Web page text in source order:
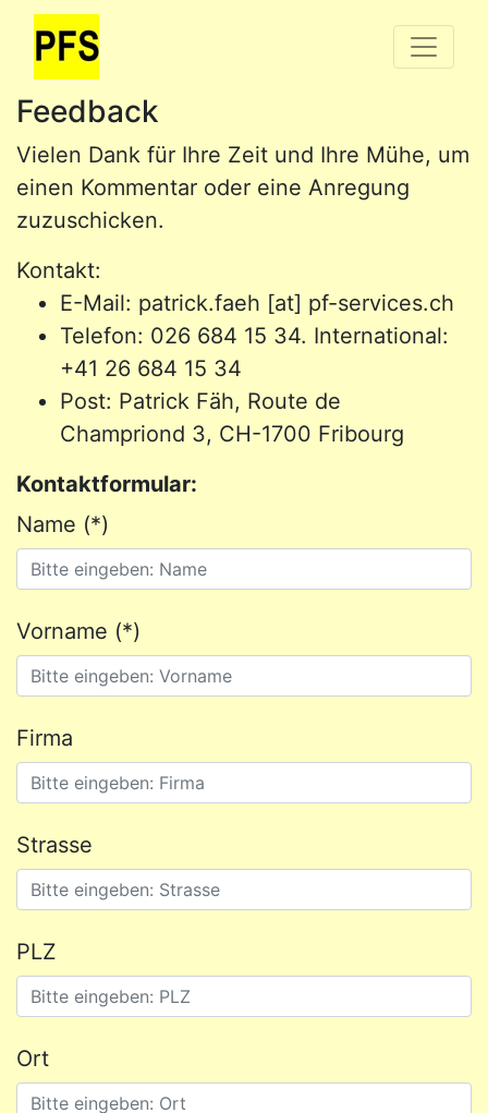
Feedback
Vielen Dank für Ihre Zeit und Ihre Mühe, um
einen Kommentar oder eine Anregung
zuzuschicken.
Kontakt:
E-Mail: patrick.faeh [at] pf-services.ch
Telefon: 026 684 15 34. International:
+41 26 684 15 34
Post: Patrick Fäh, Route de
Champriond 3, CH-1700 Fribourg
Kontaktformular:
Name (*)
Vorname (*)
Firma
Strasse
PLZ
Ort